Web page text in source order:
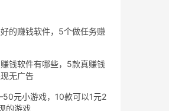
的赚钱软件，5个做任务赚
钱软件有哪些，5款真赚钱
无广告
元小游戏，10款可以1元2
的游戏